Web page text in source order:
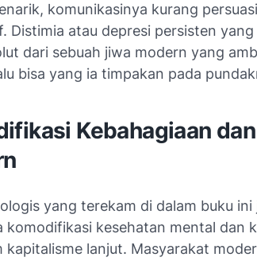
komunikasinya kurang
Distimia atau depresi persisten
dari sebuah jiwa modern yang
bisa yang ia timpakan pada
Kebahagiaan
yang terekam di dalam buku ini
komodifikasi kesehatan mental dan
kapitalisme lanjut. Masyarakat